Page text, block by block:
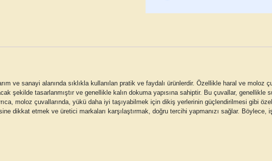
Paket
ve sanayi alanında sıklıkla kullanılan pratik ve faydalı ürünlerdir. Özellikle haral ve moloz
şekilde tasarlanmıştır ve genellikle kalın dokuma yapısına sahiptir. Bu çuvallar, genellikle
moloz çuvallarında, yükü daha iyi taşıyabilmek için dikiş yerlerinin güçlendirilmesi gibi
dikkat etmek ve üretici markaları karşılaştırmak, doğru tercihi yapmanızı sağlar.